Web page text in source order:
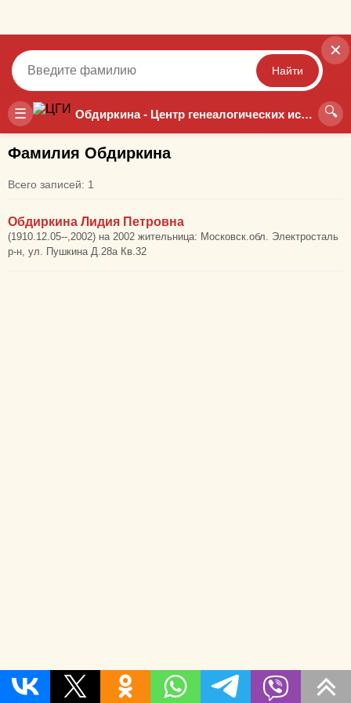
☰ Обдиркина - Центр генеалогических исследований 🔍
✕
Найти
Точный Неточный
Фамилия Обдиркина
Всего записей: 1
Обдиркина Лидия Петровна
(1910.12.05--,2002) на 2002 жительница: Московск.обл. Электросталь
р-н, ул. Пушкина Д.28а Кв.32